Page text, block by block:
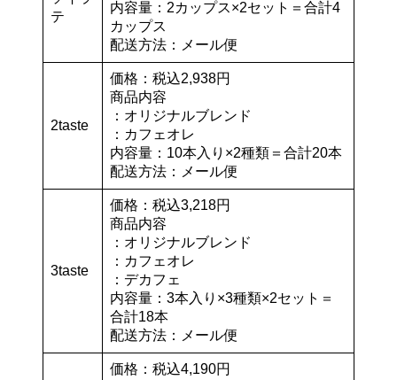
テ
内容量：2カップス×2セット＝合計4
カップス
配送方法：メール便
2taste
価格：税込2,938円
商品内容
：オリジナルブレンド
：カフェオレ
内容量：10本入り×2種類＝合計20本
配送方法：メール便
3taste
価格：税込3,218円
商品内容
：オリジナルブレンド
：カフェオレ
：デカフェ
内容量：3本入り×3種類×2セット＝
合計18本
配送方法：メール便
価格：税込4,190円